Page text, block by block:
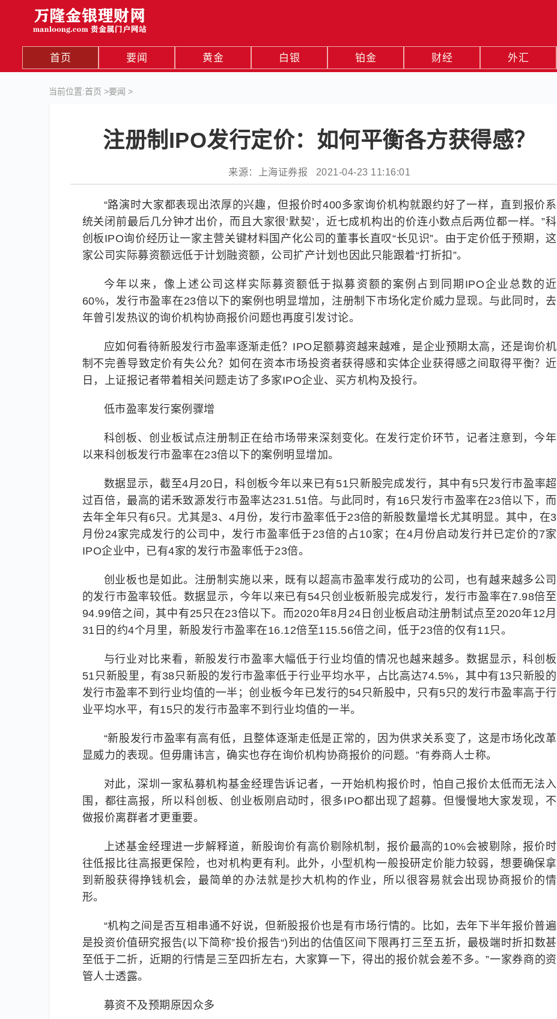
首页 要闻 黄金 白银 铂金 财经 外汇
当前位置:首页 >要闻 >
注册制IPO发行定价：如何平衡各方获得感？
来源：上海证券报 2021-04-23 11:16:01
“路演时大家都表现出浓厚的兴趣，但报价时400多家询价机构就跟约好了一样，直到报价系
统关闭前最后几分钟才出价，而且大家很‘默契’，近七成机构出的价连小数点后两位都一样。”科
创板IPO询价经历让一家主营关键材料国产化公司的董事长直叹“长见识”。由于定价低于预期，这
家公司实际募资额远低于计划融资额，公司扩产计划也因此只能跟着“打折扣”。
今年以来，像上述公司这样实际募资额低于拟募资额的案例占到同期IPO企业总数的近
60%，发行市盈率在23倍以下的案例也明显增加，注册制下市场化定价威力显现。与此同时，去
年曾引发热议的询价机构协商报价问题也再度引发讨论。
应如何看待新股发行市盈率逐渐走低？IPO足额募资越来越难，是企业预期太高，还是询价机
制不完善导致定价有失公允？如何在资本市场投资者获得感和实体企业获得感之间取得平衡？近
日，上证报记者带着相关问题走访了多家IPO企业、买方机构及投行。
低市盈率发行案例骤增
科创板、创业板试点注册制正在给市场带来深刻变化。在发行定价环节，记者注意到，今年
以来科创板发行市盈率在23倍以下的案例明显增加。
数据显示，截至4月20日，科创板今年以来已有51只新股完成发行，其中有5只发行市盈率超
过百倍，最高的诺禾致源发行市盈率达231.51倍。与此同时，有16只发行市盈率在23倍以下，而
去年全年只有6只。尤其是3、4月份，发行市盈率低于23倍的新股数量增长尤其明显。其中，在3
月份24家完成发行的公司中，发行市盈率低于23倍的占10家；在4月份启动发行并已定价的7家
IPO企业中，已有4家的发行市盈率低于23倍。
创业板也是如此。注册制实施以来，既有以超高市盈率发行成功的公司，也有越来越多公司
的发行市盈率较低。数据显示，今年以来已有54只创业板新股完成发行，发行市盈率在7.98倍至
94.99倍之间，其中有25只在23倍以下。而2020年8月24日创业板启动注册制试点至2020年12月
31日的约4个月里，新股发行市盈率在16.12倍至115.56倍之间，低于23倍的仅有11只。
与行业对比来看，新股发行市盈率大幅低于行业均值的情况也越来越多。数据显示，科创板
51只新股里，有38只新股的发行市盈率低于行业平均水平，占比高达74.5%，其中有13只新股的
发行市盈率不到行业均值的一半；创业板今年已发行的54只新股中，只有5只的发行市盈率高于行
业平均水平，有15只的发行市盈率不到行业均值的一半。
“新股发行市盈率有高有低，且整体逐渐走低是正常的，因为供求关系变了，这是市场化改革
显威力的表现。但毋庸讳言，确实也存在询价机构协商报价的问题。”有券商人士称。
对此，深圳一家私募机构基金经理告诉记者，一开始机构报价时，怕自己报价太低而无法入
围，都往高报，所以科创板、创业板刚启动时，很多IPO都出现了超募。但慢慢地大家发现，不
做报价离群者才更重要。
上述基金经理进一步解释道，新股询价有高价剔除机制，报价最高的10%会被剔除，报价时
往低报比往高报更保险，也对机构更有利。此外，小型机构一般投研定价能力较弱，想要确保拿
到新股获得挣钱机会，最简单的办法就是抄大机构的作业，所以很容易就会出现协商报价的情
形。
“机构之间是否互相串通不好说，但新股报价也是有市场行情的。比如，去年下半年报价普遍
是投资价值研究报告(以下简称”投价报告“)列出的估值区间下限再打三至五折，最极端时折扣数甚
至低于二折，近期的行情是三至四折左右，大家算一下，得出的报价就会差不多。”一家券商的资
管人士透露。
募资不及预期原因众多